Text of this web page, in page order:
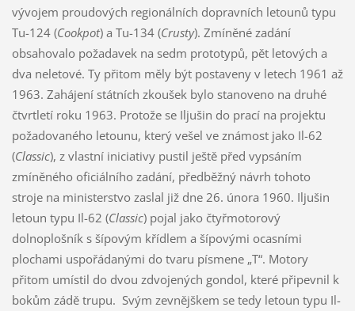
vývojem proudových regionálních dopravních letounů typu
Tu-124 (Cookpot) a Tu-134 (Crusty). Zmíněné zadání
obsahovalo požadavek na sedm prototypů, pět letových a
dva neletové. Ty přitom měly být postaveny v letech 1961 až
1963. Zahájení státních zkoušek bylo stanoveno na druhé
čtvrtletí roku 1963. Protože se Iljušin do prací na projektu
požadovaného letounu, který vešel ve známost jako Il-62
(Classic), z vlastní iniciativy pustil ještě před vypsáním
zmíněného oficiálního zadání, předběžný návrh tohoto
stroje na ministerstvo zaslal již dne 26. února 1960. Iljušin
letoun typu Il-62 (Classic) pojal jako čtyřmotorový
dolnoplošník s šípovým křídlem a šípovými ocasními
plochami uspořádanými do tvaru písmene „T“. Motory
přitom umístil do dvou zdvojených gondol, které připevnil k
bokům zádě trupu. Svým zevnějškem se tedy letoun typu Il-